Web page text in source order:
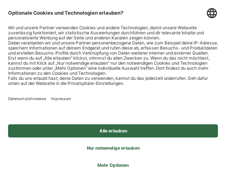
Datenschutzhinweise
Impressum
Privatsphäre-Einstellungen
© 2026 REWE Group - All rights reserved